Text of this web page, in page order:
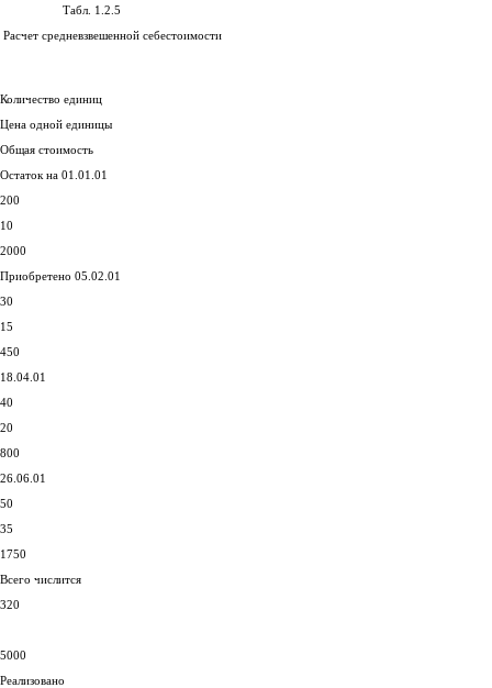
Табл. 1.2.5
Расчет средневзвешенной себестоимости
Количество единиц
Цена одной единицы
Общая стоимость
Остаток на 01.01.01
200
10
2000
Приобретено 05.02.01
30
15
450
18.04.01
40
20
800
26.06.01
50
35
1750
Всего числится
320
5000
Реализовано